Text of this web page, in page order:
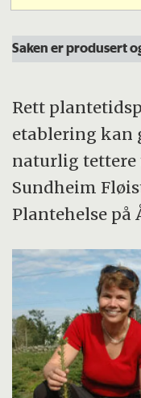
Saken er produsert
Rett
etablering kan
naturlig tettere
Sundheim
Plantehelse på